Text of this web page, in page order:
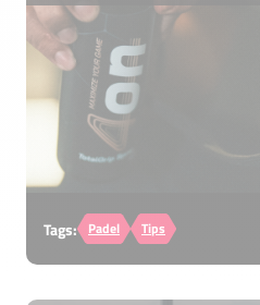
Ontdek hoe grip spray je spel
een stevige grip en ultieme
de warmste omstandigheden!
Tags: Padel Tips